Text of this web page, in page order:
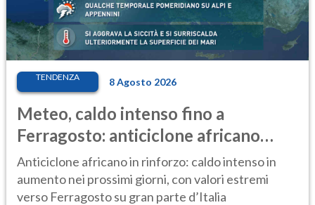
TENDENZA 8 Agosto 2026
Meteo, caldo intenso fino a
Ferragosto: anticiclone africano
ancora protagonista
Anticiclone africano in rinforzo: caldo intenso in
aumento nei prossimi giorni, con valori estremi
verso Ferragosto su gran parte d’Italia